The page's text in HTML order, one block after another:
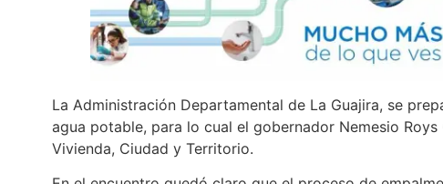
La Administración Departamental de La Guajira, se
agua potable, para lo cual el gobernador Nemesio
Vivienda, Ciudad y Territorio.